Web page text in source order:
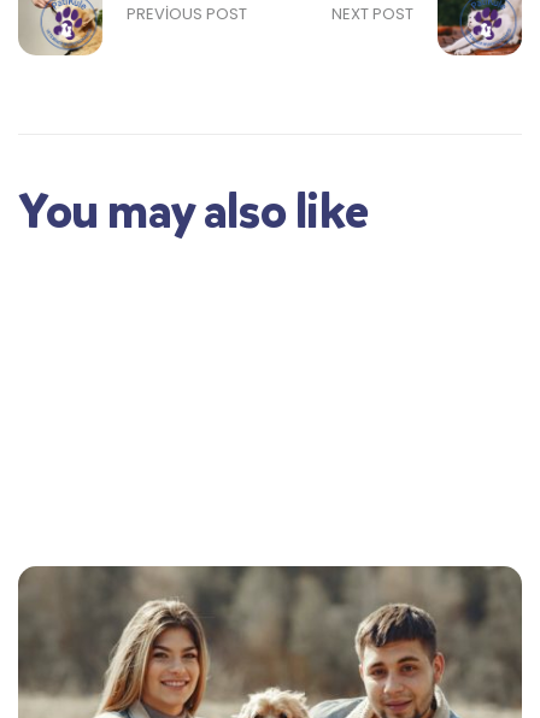
PREVIOUS POST NEXT POST
You may also like